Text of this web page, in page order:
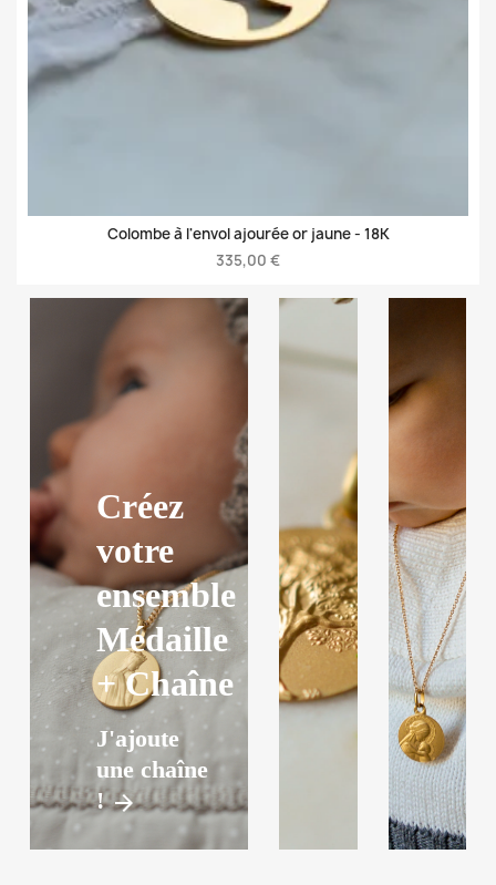
Colombe à l'envol ajourée or jaune - 18K
335,00 €
Créez
votre
ensemble
Médaille
+ Chaîne
J'ajoute
une chaîne
!